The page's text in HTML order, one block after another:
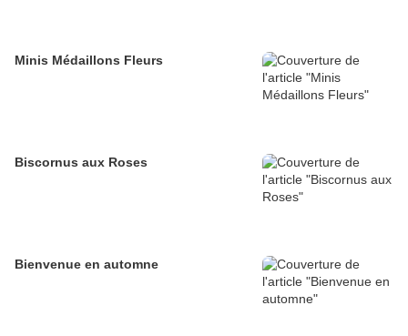
Minis Médaillons Fleurs
Biscornus aux Roses
Bienvenue en automne